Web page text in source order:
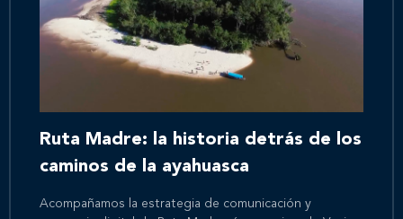
Ruta Madre: la historia detrás de los
caminos de la ayahuasca
Acompañamos la estrategia de comunicación y